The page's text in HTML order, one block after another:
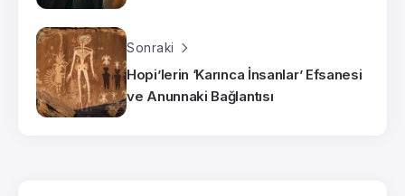
Sonraki
Hopi’lerin ‘Karınca İnsanlar’ Efsanesi
ve Anunnaki Bağlantısı